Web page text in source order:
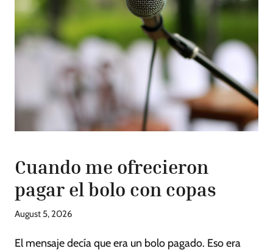
Cuando me ofrecieron
pagar el bolo con copas
August 5, 2026
El mensaje decía que era un bolo pagado. Eso era